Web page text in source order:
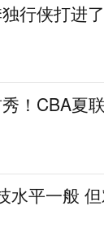
行侠打进
！CBA夏
水平一般